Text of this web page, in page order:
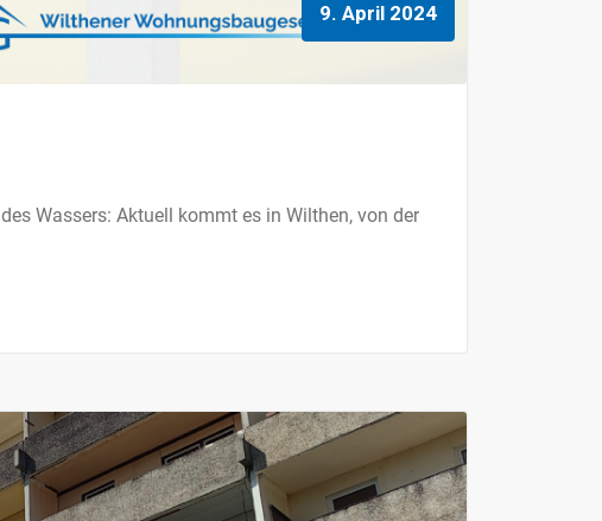
9. April 2024
Wassers: Aktuell kommt es in Wilthen, von der